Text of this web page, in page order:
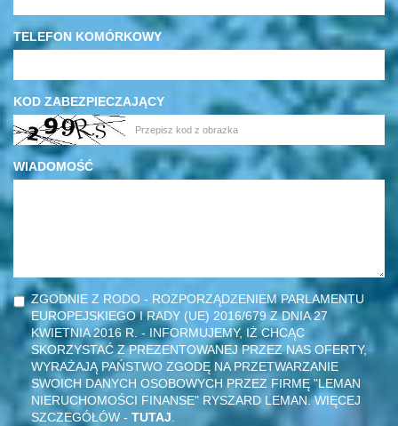
TELEFON KOMÓRKOWY
KOD ZABEZPIECZAJĄCY
WIADOMOŚĆ
ZGODNIE Z RODO - ROZPORZĄDZENIEM PARLAMENTU
EUROPEJSKIEGO I RADY (UE) 2016/679 Z DNIA 27
KWIETNIA 2016 R. - INFORMUJEMY, IŻ CHCĄC
SKORZYSTAĆ Z PREZENTOWANEJ PRZEZ NAS OFERTY,
WYRAŻAJĄ PAŃSTWO ZGODĘ NA PRZETWARZANIE
SWOICH DANYCH OSOBOWYCH PRZEZ FIRMĘ "LEMAN
NIERUCHOMOŚCI FINANSE" RYSZARD LEMAN. WIĘCEJ
SZCZEGÓŁÓW - TUTAJ.